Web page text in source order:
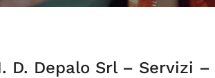
D. Depalo Srl – Servizi –